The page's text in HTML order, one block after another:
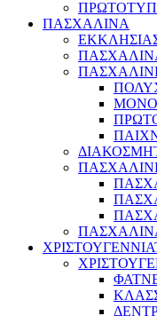
ΠΑΣΧΑΛΙΝΑ